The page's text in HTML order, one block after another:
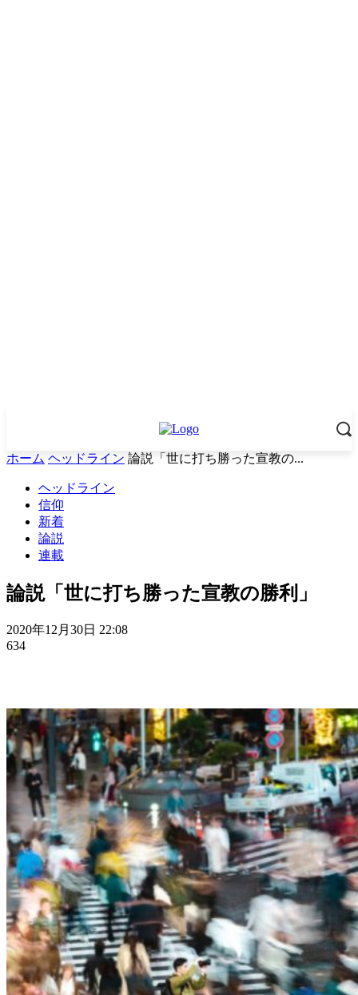
ホーム ヘッドライン 論説「世に打ち勝った宣教の...
ヘッドライン
信仰
新着
論説
連載
論説「世に打ち勝った宣教の勝利」
2020年12月30日 22:08
634